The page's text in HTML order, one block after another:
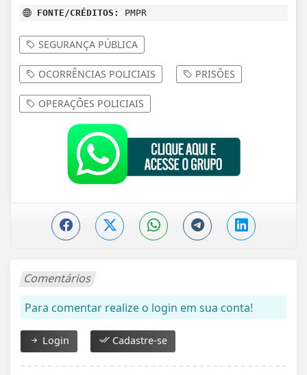
FONTE/CRÉDITOS: PMPR
SEGURANÇA PÚBLICA
OCORRÊNCIAS POLICIAIS PRISÕES
OPERAÇÕES POLICIAIS
Comentários
Para comentar realize o login em sua conta!
Login Cadastre-se